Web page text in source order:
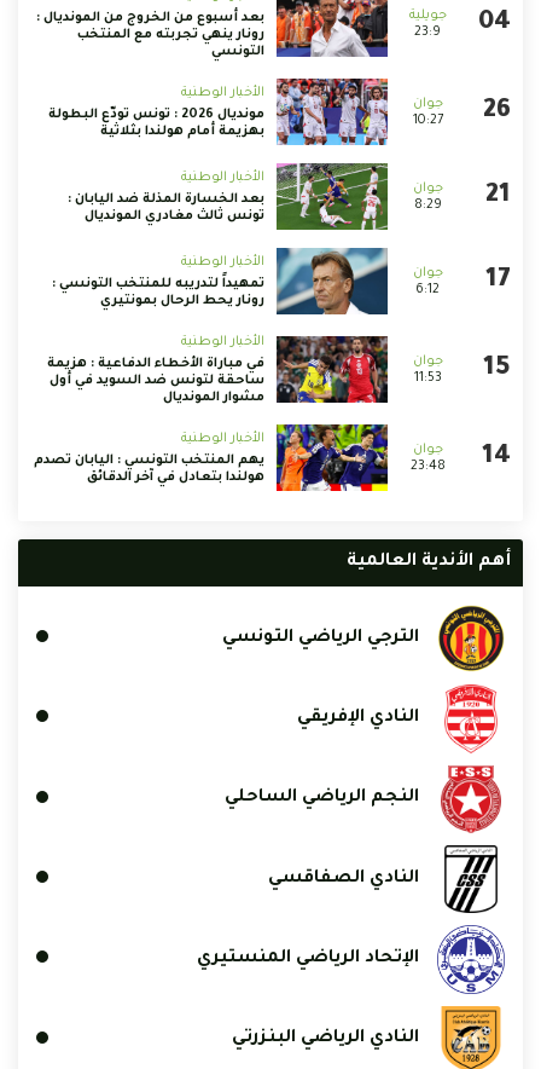
23:9
بعد أسبوع من الخروج من المونديال :
رونار ينهي تجربته مع المنتخب
التونسي
10:27
الأخبار الوطنية
مونديال 2026 : تونس تودّع البطولة
بهزيمة أمام هولندا بثلاثية
8:29
الأخبار الوطنية
بعد الخسارة المذلة ضد اليابان :
تونس ثالث مغادري المونديال
6:12
الأخبار الوطنية
تمهيداً لتدريبه للمنتخب التونسي :
رونار يحط الرحال بمونتيري
11:53
الأخبار الوطنية
في مباراة الأخطاء الدفاعية : هزيمة
ساحقة لتونس ضد السويد في أول
مشوار المونديال
23:48
الأخبار الوطنية
يهم المنتخب التونسي : اليابان تصدم
هولندا بتعادل في آخر الدقائق
أهم الأندية العالمية
الترجي الرياضي التونسي
النادي الإفريقي
النجم الرياضي الساحلي
النادي الصفاقسي
الإتحاد الرياضي المنستيري
النادي الرياضي البنزرتي